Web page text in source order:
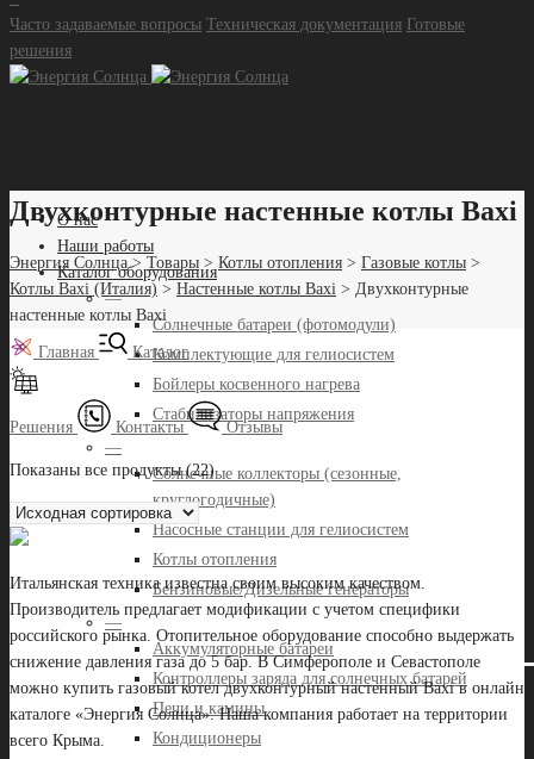
Часто задаваемые вопросы Техническая документация Готовые
решения
О нас
Наши работы
Каталог оборудования
—
Солнечные батареи (фотомодули)
Комплектующие для гелиосистем
Бойлеры косвенного нагрева
Стабилизаторы напряжения
—
Солнечные коллекторы (сезонные,
круглогодичные)
Насосные станции для гелиосистем
Котлы отопления
Бензиновые/Дизельные генераторы
—
Аккумуляторные батареи
Контроллеры заряда для солнечных батарей
Печи и камины
Кондиционеры
Двухконтурные настенные котлы Baxi
Энергия Солнца> Товары > Котлы отопления > Газовые котлы >
Котлы Baxi (Италия) > Настенные котлы Baxi > Двухконтурные
настенные котлы Baxi
Главная Каталог
Решения Контакты Отзывы
Показаны все продукты (22)
Итальянская техника известна своим высоким качеством.
Производитель предлагает модификации с учетом специфики
российского рынка. Отопительное оборудование способно выдержать
снижение давления газа до 5 бар. В Симферополе и Севастополе
можно купить газовый котел двухконтурный настенныйBaxiв онлайн
каталоге «Энергия Солнца». Наша компания работает на территории
всего Крыма.